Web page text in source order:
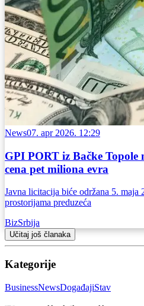
News07. apr 2026. 12:29
GPI PORT iz Bačke Topole
cena pet miliona evra
Javna licitacija biće održana 5. maja
prostorijama preduzeća
BizSrbija
Učitaj još članaka
Kategorije
BusinessNewsDogađajiStav